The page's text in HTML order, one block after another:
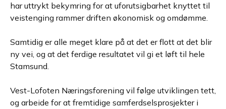
har uttrykt bekymring for at uforutsigbarhet knyttet til
veistenging rammer driften økonomisk og omdømme.
Samtidig er alle meget klare på at det er flott at det blir
ny vei, og at det ferdige resultatet vil gi et løft til hele
Stamsund.
Vest-Lofoten Næringsforening vil følge utviklingen tett,
og arbeide for at fremtidige samferdselsprosjekter i